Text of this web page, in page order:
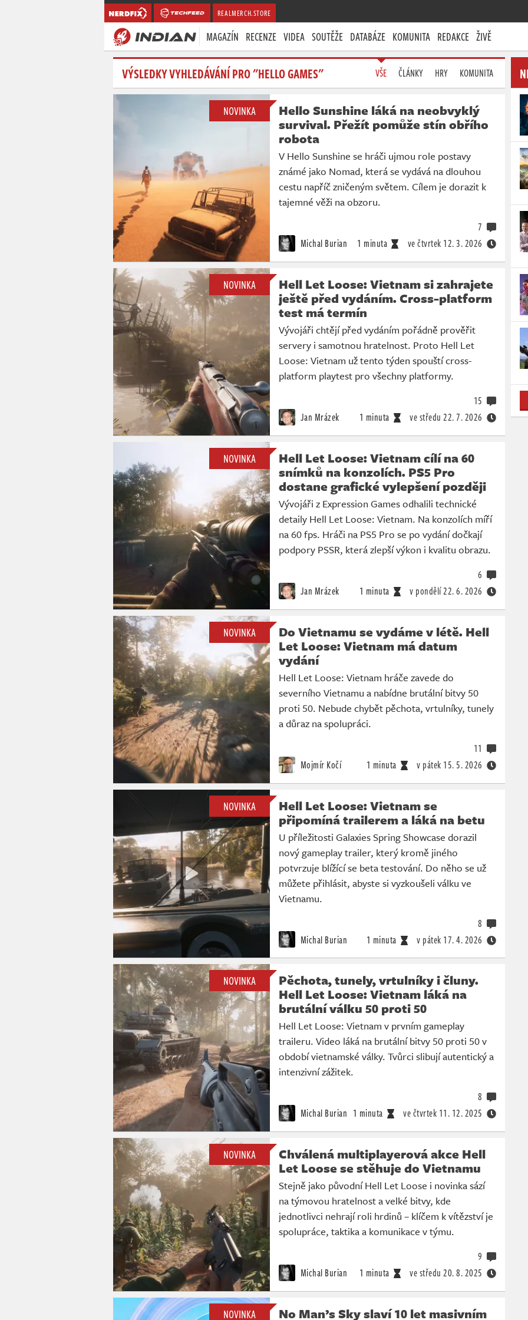
REALMERCH.STORE
MAGAZÍN RECENZE VIDEA SOUTĚŽE DATABÁZE KOMUNITA REDAKCE ŽIVĚ
VÝSLEDKY VYHLEDÁVÁNÍ PRO "HELLO GAMES" VŠE ČLÁNKY HRY KOMUNITA
NOVINKA
Hello Sunshine láká na neobvyklý
survival. Přežít pomůže stín obřího
robota
V Hello Sunshine se hráči ujmou role postavy
známé jako Nomad, která se vydává na dlouhou
cestu napříč zničeným světem. Cílem je dorazit k
tajemné věži na obzoru.
Michal Burian 1 minuta ve čtvrtek 12. 3. 2026
7
NOVINKA
Hell Let Loose: Vietnam si zahrajete
ještě před vydáním. Cross-platform
test má termín
Vývojáři chtějí před vydáním pořádně prověřit
servery i samotnou hratelnost. Proto Hell Let
Loose: Vietnam už tento týden spouští cross-
platform playtest pro všechny platformy.
Jan Mrázek 1 minuta ve středu 22. 7. 2026
15
NOVINKA
Hell Let Loose: Vietnam cílí na 60
snímků na konzolích. PS5 Pro
dostane grafické vylepšení později
Vývojáři z Expression Games odhalili technické
detaily Hell Let Loose: Vietnam. Na konzolích míří
na 60 fps. Hráči na PS5 Pro se po vydání dočkají
podpory PSSR, která zlepší výkon i kvalitu obrazu.
Jan Mrázek 1 minuta v pondělí22. 6. 2026
6
NOVINKA
Do Vietnamu se vydáme v létě. Hell
Let Loose: Vietnam má datum
vydání
Hell Let Loose: Vietnam hráče zavede do
severního Vietnamu a nabídne brutální bitvy 50
proti 50. Nebude chybět pěchota, vrtulníky, tunely
a důraz na spolupráci.
Mojmír Kočí 1 minuta v pátek 15. 5. 2026
11
NOVINKA
Hell Let Loose: Vietnam se
připomíná trailerem a láká na betu
U příležitosti Galaxies Spring Showcase dorazil
nový gameplay trailer, který kromě jiného
potvrzuje blížící se beta testování. Do něho se už
můžete přihlásit, abyste si vyzkoušeli válku ve
Vietnamu.
Michal Burian 1 minuta v pátek 17. 4. 2026
8
NOVINKA
Pěchota, tunely, vrtulníky i čluny.
Hell Let Loose: Vietnam láká na
brutální válku 50 proti 50
Hell Let Loose: Vietnam v prvním gameplay
traileru. Video láká na brutální bitvy 50 proti 50 v
období vietnamské války. Tvůrci slibují autentický a
intenzivní zážitek.
Michal Burian 1 minuta ve čtvrtek 11. 12. 2025
8
NOVINKA
Chválená multiplayerová akce Hell
Let Loose se stěhuje do Vietnamu
Stejně jako původní Hell Let Loose i novinka sází
na týmovou hratelnost a velké bitvy, kde
jednotlivci nehrají roli hrdinů – klíčem k vítězství je
spolupráce, taktika a komunikace v týmu.
Michal Burian 1 minuta ve středu 20. 8. 2025
9
NOVINKA
No Man’s Sky slaví 10 let masivním